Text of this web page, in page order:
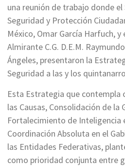
una reunión de trabajo donde
Seguridad y Protección
México, Omar García Harfuch,
Almirante C.G. D.E.M.
Ángeles, presentaron la
Seguridad a las y los
Esta Estrategia que contempla
las Causas, Consolidación de la
Fortalecimiento de Inteligencia
Coordinación Absoluta en el
las Entidades Federativas,
como prioridad conjunta entre